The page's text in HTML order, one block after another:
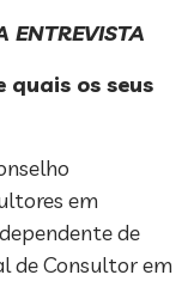
ENTREVISTA
quais os seus
em
de
de Consultor em